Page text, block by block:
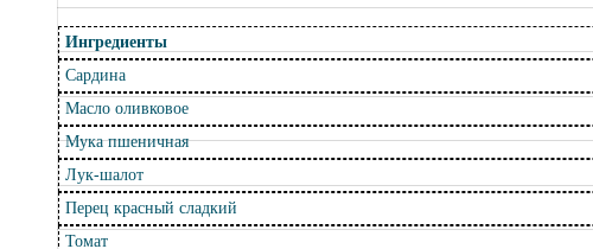
Специалисты
Фото
Видео
Вопрос Шеф-повару
Sous Vide. Су Вид
Ингредиенты
Сардина
Масло оливковое
Мука пшеничная
Лук-шалот
Перец красный сладкий
Томат